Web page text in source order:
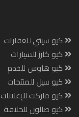
كيو سيتي للعقارات
كيو كارز للسيارات
كيو هاوس للخدم
كيو سيل للمنتجات
كيو ماركت للإعلانات
كيو صالون للحلاقة